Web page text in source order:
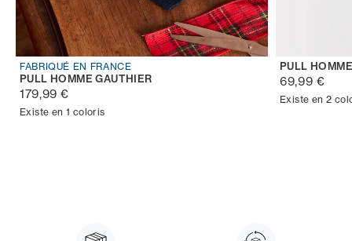
FABRIQUÉ EN FRANCE
PULL HOMME GAUTHIER
179,99 €
Existe en 1 coloris
PULL
69,99 €
Existe en 2